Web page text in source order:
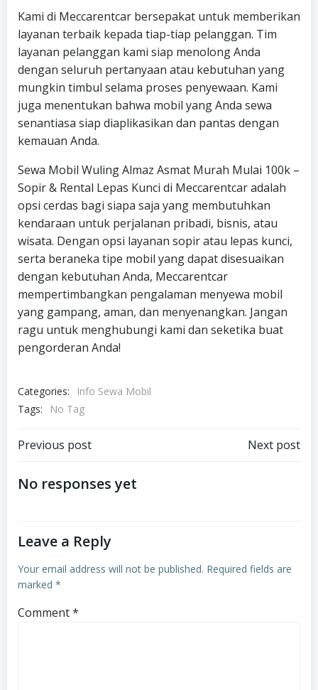
Kami di Meccarentcar bersepakat untuk memberikan
layanan terbaik kepada tiap-tiap pelanggan. Tim
layanan pelanggan kami siap menolong Anda
dengan seluruh pertanyaan atau kebutuhan yang
mungkin timbul selama proses penyewaan. Kami
juga menentukan bahwa mobil yang Anda sewa
senantiasa siap diaplikasikan dan pantas dengan
kemauan Anda.
Sewa Mobil Wuling Almaz Asmat Murah Mulai 100k –
Sopir & Rental Lepas Kunci di Meccarentcar adalah
opsi cerdas bagi siapa saja yang membutuhkan
kendaraan untuk perjalanan pribadi, bisnis, atau
wisata. Dengan opsi layanan sopir atau lepas kunci,
serta beraneka tipe mobil yang dapat disesuaikan
dengan kebutuhan Anda, Meccarentcar
mempertimbangkan pengalaman menyewa mobil
yang gampang, aman, dan menyenangkan. Jangan
ragu untuk menghubungi kami dan seketika buat
pengorderan Anda!
Categories:
Info Sewa Mobil
Tags:
No Tag
Post
navigation
Previous post Next post
No responses yet
Leave a Reply
Your email address will not be published. Required fields are
marked *
Comment*